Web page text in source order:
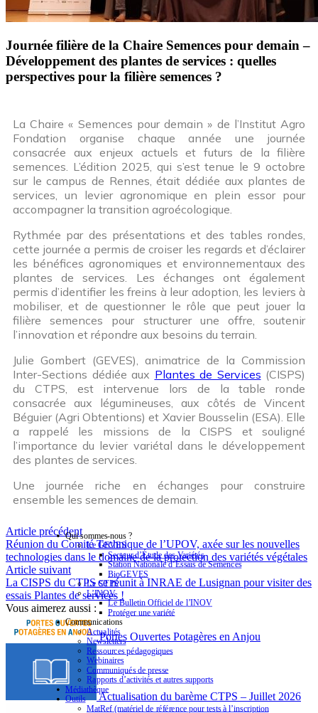
Journée filière de la Chaire Semences pour demain –
Développement des plantes de services : quelles
perspectives pour la filière semences ?
La Chaire « Semences pour demain » de l’Institut Agro
Fondation organise chaque année une journée
consacrée aux enjeux actuels et futurs de la filière
semences. L’édition 2025, qui s’est tenue le 9 octobre
sur le campus de Rennes, était dédiée aux plantes de
services, un levier agronomique en plein essor pour
accompagner la transition agroécologique.
Rythmée par des présentations et des tables rondes,
cette journée a permis de croiser les regards et d’éclairer
les bénéfices agronomiques et environnementaux des
plantes de services. Les échanges ont également
permis d’identifier les freins à leur adoption, les leviers à
mobiliser, et de questionner le rôle que peut jouer la
filière semences pour structurer une offre, soutenir
l’innovation et répondre aux besoins du terrain.
Julie Gombert (GEVES), animatrice de la Commission
Inter-Sections dédiée aux Plantes de Services (CISPS)
du CTPS, est intervenue lors de la table ronde
consacrée aux légumineuses, aux côtés de Vincent
Béguier (Agri Obtentions) et Xavier Bousselin (ESA). Elle
a rappelé les missions de la CISPS et souligné
l’importance du levier variétal dans le développement
des plantes de services.
Une journée riche en échanges pour construire
ensemble les semences de demain.
Article précédent
Réunion du Comité Technique de l’UPOV, axée sur les nouvelles
technologies dans le domaine de la protection des variétés végétales
Article suivant
La CISPS du CTPS se réunit à INRAE de Lusignan pour visiter des
essais Plantes de services !
Vous aimerez aussi :
Portes Ouvertes Potagères en Anjou
Actualisation du barème CTPS – Juillet 2026
Qui sommes-nous ?
Le GEVES
Secteur d’Étude des Variétés
Station Nationale d’Essais de Semences
BioGEVES
Le CTPS
L’INOV
Le Bulletin Officiel de l’INOV
Protéger une variété
Communications
Actualités
Newsletters
Ressources pédagogiques
Webinaires
Communiqués de presse
Rapports d’activités et autres supports
Médiathèque
Outils
MatRef (matériel de référence pour tests à l’inscription